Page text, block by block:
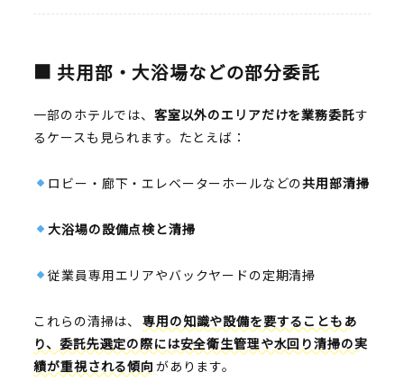
■ 共用部・大浴場などの部分委託
一部のホテルでは、 客室以外のエリアだけを業務委託す
るケースも見られます。たとえば：
ロビー・廊下・エレベーターホールなどの共用部清掃
大浴場の設備点検と清掃
従業員専用エリアやバックヤードの定期清掃
これらの清掃は、 専用の知識や設備を要することもあ
り、委託先選定の際には安全衛生管理や水回り清掃の実
績が重視される傾向 があります。